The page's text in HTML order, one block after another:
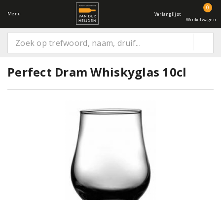
Menu Verlanglijst
0
Winkelwagen
Perfect Dram Whiskyglas 10cl